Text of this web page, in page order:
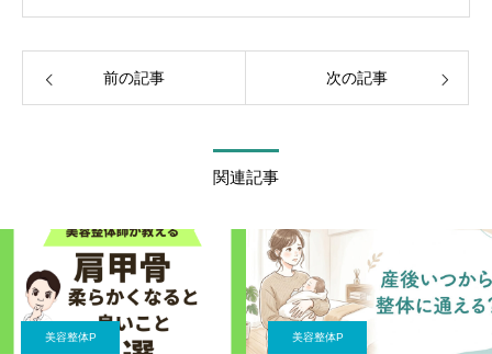
前の記事 次の記事
関連記事
美容整体P 美容整体P